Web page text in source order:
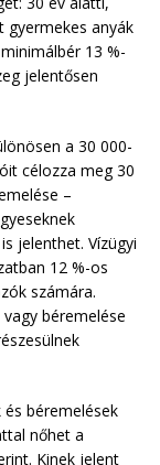
gyermekes anyák
13 %-
jelentősen
a 30 000-
célozza meg 30
–
jelenthet. Vízügyi
12 %-os
számára.
béremelése
béremelések
nőhet a
Kinek jelent